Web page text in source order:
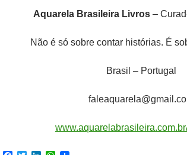
Aquarela Brasileira Livros–
Não é só sobre contar histórias. É
Brasil – Portugal